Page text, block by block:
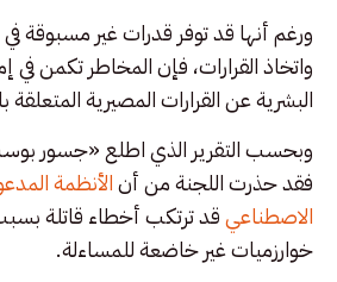
ورغم أنها قد توفر قدرات غير مسبوقة
واتخاذ القرارات، فإن المخاطر تكمن في
البشرية عن القرارات المصيرية المتعلقة
وبحسب التقرير الذي اطلع «جسور
فقد حذرت اللجنة من أنالأنظمة
الاصطناعيقد ترتكب أخطاء قاتلة
خوارزميات غير خاضعة للمساءلة.